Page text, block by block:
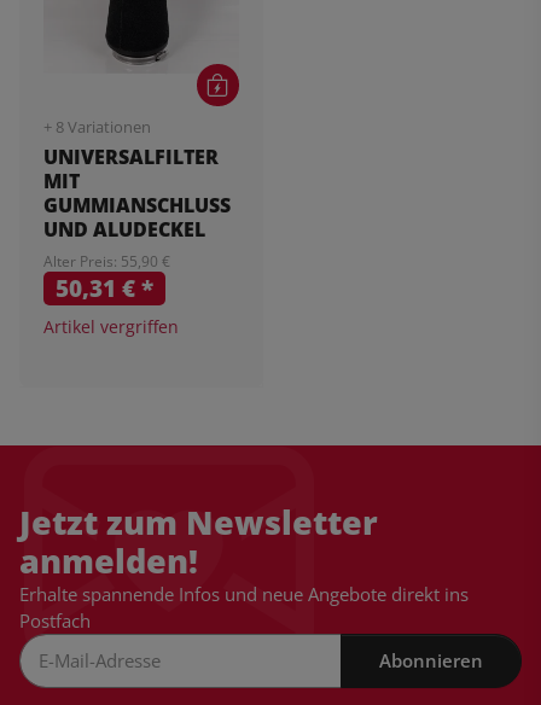
+ 8 Variationen
UNIVERSALFILTER
MIT
GUMMIANSCHLUSS
UND ALUDECKEL
Alter Preis: 55,90 €
50,31 €*
Artikel vergriffen
Jetzt zum Newsletter
anmelden!
Erhalte spannende Infos und neue Angebote direkt ins
Postfach
Abonnieren